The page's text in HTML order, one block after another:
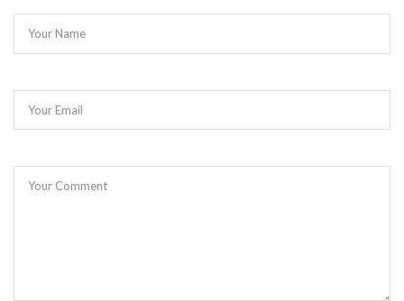
Your Name
Your Email
Your Comment